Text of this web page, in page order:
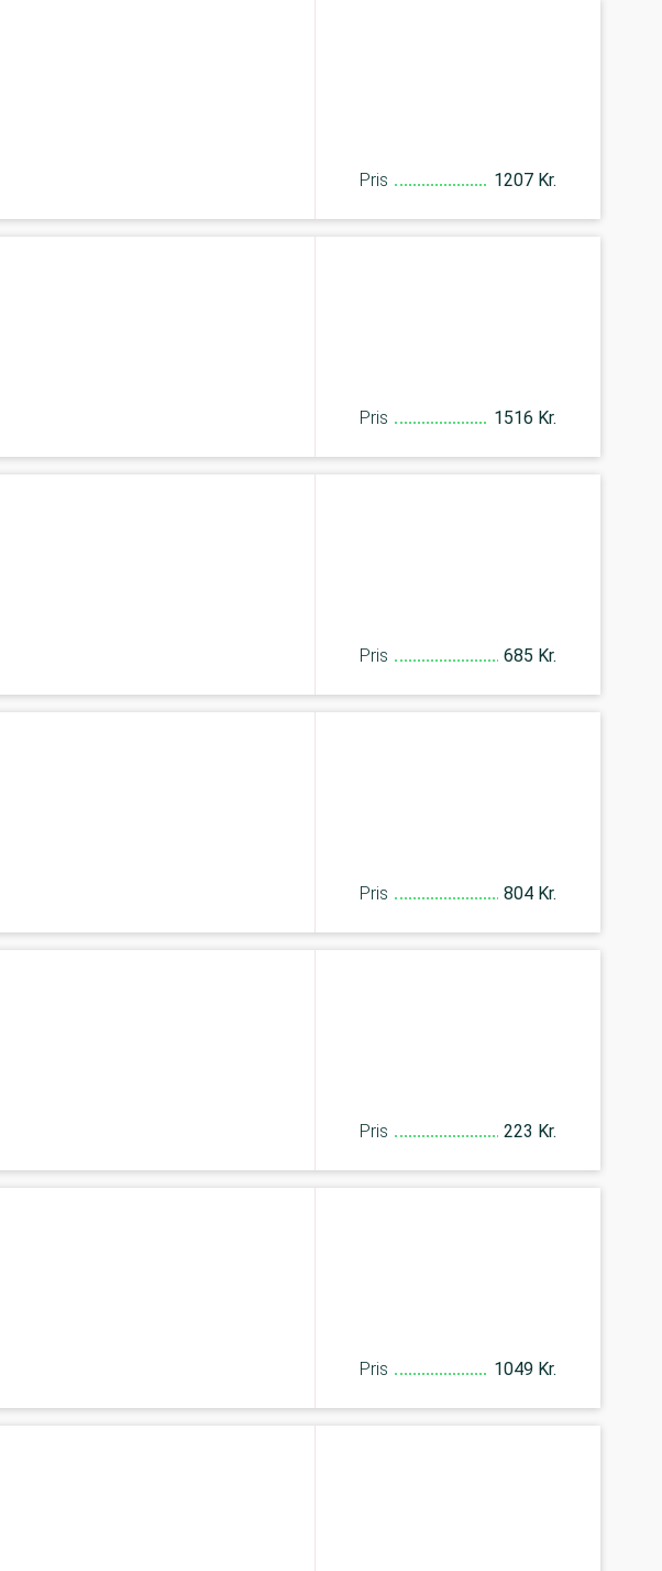
Pris 1207 Kr.
Pris 1516 Kr.
Pris 685 Kr.
Pris 804 Kr.
Pris 223 Kr.
Pris 1049 Kr.